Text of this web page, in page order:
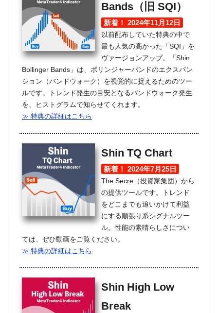
Bands（旧 SQI）
新着！ 2024年11月12日
以前配布していた特典の中で
最も人気の高かった「SQI」を
ヴァージョンアップ。「Shin
Bollinger Bands」は、ボリンジャーバンドのエクスパン
ション（バンドウォーク）を視覚的に捉えるためのツー
ルです。トレンド発生の目安となるバンドウォーク発生
を、ヒストグラムで知らせてくれます。
≫ 特典の詳細はこちら
Shin TQ Chart
新着！ 2024年7月25日
The Secre（投資家集団）から
の提供ツールです。トレンド
をどこまでも追いかけて利益
にする順張り系シグナルツー
ル。性能の素晴らしさについ
ては、ぜひ動画をご覧ください。
≫ 特典の詳細はこちら
Shin High Low
Break